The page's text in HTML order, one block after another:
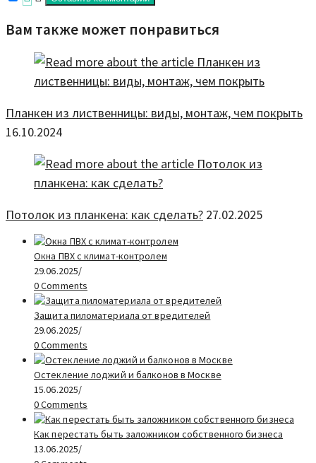
Вам также может понравиться
Планкен из лиственницы: виды, монтаж, чем покрыть
16.10.2024
Потолок из планкена: как сделать? 27.02.2025
Окна ПВХ с климат-контролем
29.06.2025/
0 Comments
Защита пиломатериала от вредителей
29.06.2025/
0 Comments
Остекление лоджий и балконов в Москве
15.06.2025/
0 Comments
Как перестать быть заложником собственного бизнеса
13.06.2025/